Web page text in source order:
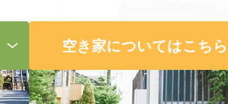
空き家についてはこちら